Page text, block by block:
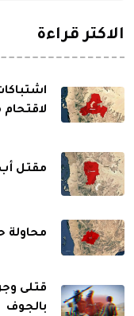
الاكثر قراءة
مقتل
محاولة
قتلى
بالجوف